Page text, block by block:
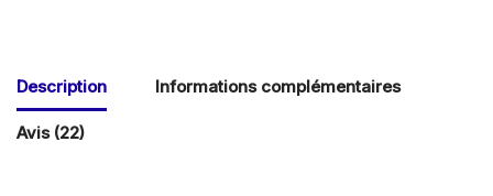
Description Informations complémentaires
Avis (22)